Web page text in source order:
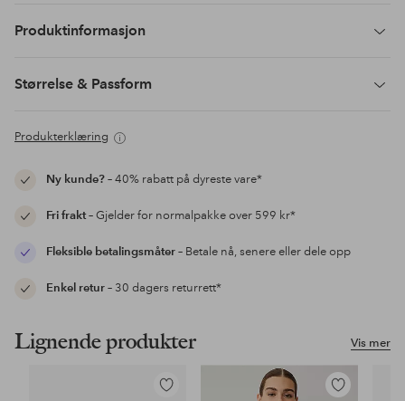
Produktinformasjon
Størrelse & Passform
Produkterklæring
Ny kunde?– 40% rabatt på dyreste vare*
Fri frakt– Gjelder for normalpakke over 599 kr*
Fleksible betalingsmåter– Betale nå, senere eller dele opp
Enkel retur– 30 dagers returrett*
Vis mer
Lignende produkter
Legg
Legg